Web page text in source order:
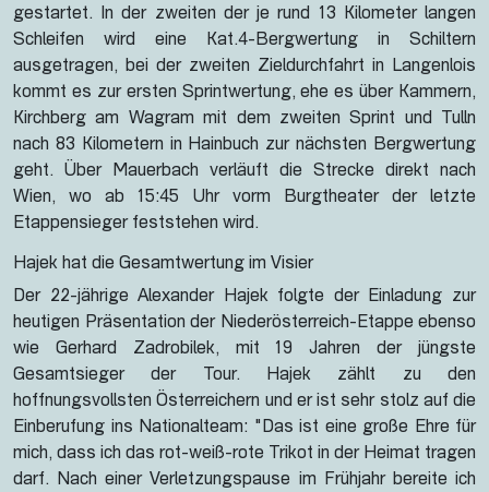
gestartet. In der zweiten der je rund 13 Kilometer langen
Schleifen wird eine Kat.4-Bergwertung in Schiltern
ausgetragen, bei der zweiten Zieldurchfahrt in Langenlois
kommt es zur ersten Sprintwertung, ehe es über Kammern,
Kirchberg am Wagram mit dem zweiten Sprint und Tulln
nach 83 Kilometern in Hainbuch zur nächsten Bergwertung
geht. Über Mauerbach verläuft die Strecke direkt nach
Wien, wo ab 15:45 Uhr vorm Burgtheater der letzte
Etappensieger feststehen wird.
Hajek hat die Gesamtwertung im Visier
Der 22-jährige Alexander Hajek folgte der Einladung zur
heutigen Präsentation der Niederösterreich-Etappe ebenso
wie Gerhard Zadrobilek, mit 19 Jahren der jüngste
Gesamtsieger der Tour. Hajek zählt zu den
hoffnungsvollsten Österreichern und er ist sehr stolz auf die
Einberufung ins Nationalteam: "Das ist eine große Ehre für
mich, dass ich das rot-weiß-rote Trikot in der Heimat tragen
darf. Nach einer Verletzungspause im Frühjahr bereite ich